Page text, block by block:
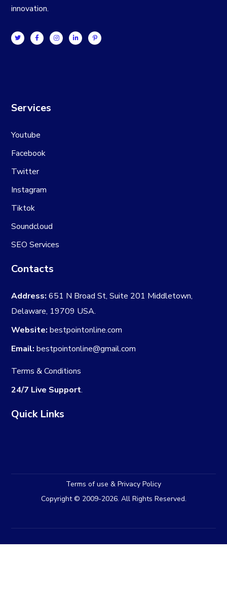
innovation.
Services
Youtube
Facebook
Twitter
Instagram
Tiktok
Soundcloud
SEO Services
Contacts
Address: 651 N Broad St, Suite 201 Middletown,
Delaware, 19709 USA.
Website: bestpointonline.com
Email: bestpointonline@gmail.com
Terms & Conditions
24/7 Live Support.
Quick Links
Terms of use & Privacy Policy
Copyright © 2009-2026. All Rights Reserved.